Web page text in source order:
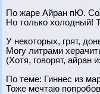
По жаре Айран пЮ.
Но только холодный!
У некоторых, грят,
Могу литрами
(Хотя, говорят, айран
По теме: Гиннес из
Тоже мечтаю